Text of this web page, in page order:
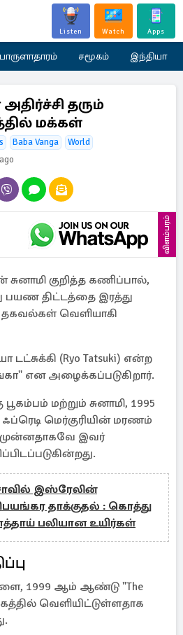
Listen Watch Apps
சமூகம் இந்தியா
தரும்
மக்கள்
Baba Vanga
World
விளம்பரம்
சுனாமி குறித்த கணிப்பால்,
திட்டத்தை இரத்து
தகவல்கள் வெளியாகி
(Ryo Tatsuki) என்ற
என அழைக்கப்படுகிறார்.
மற்றும் சுனாமி, 1995
மெர்குரியின் மரணம்
இவர்
இஸ்ரேலின்
தாக்குதல் : கொத்து
பலியான உயிர்கள்
1999 ஆம் ஆண்டு "The
வெளியிட்டுள்ளதாக